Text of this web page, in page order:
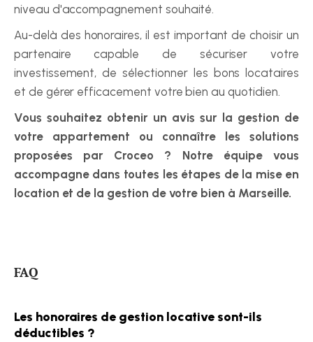
niveau d'accompagnement souhaité.
Au-delà des honoraires, il est important de choisir un
partenaire capable de sécuriser votre
investissement, de sélectionner les bons locataires
et de gérer efficacement votre bien au quotidien.
Vous souhaitez obtenir un avis sur la gestion de
votre appartement ou connaître les solutions
proposées par Croceo ? Notre équipe vous
accompagne dans toutes les étapes de la mise en
location et de la gestion de votre bien à Marseille.
FAQ
Les honoraires de gestion locative sont-ils
déductibles ?